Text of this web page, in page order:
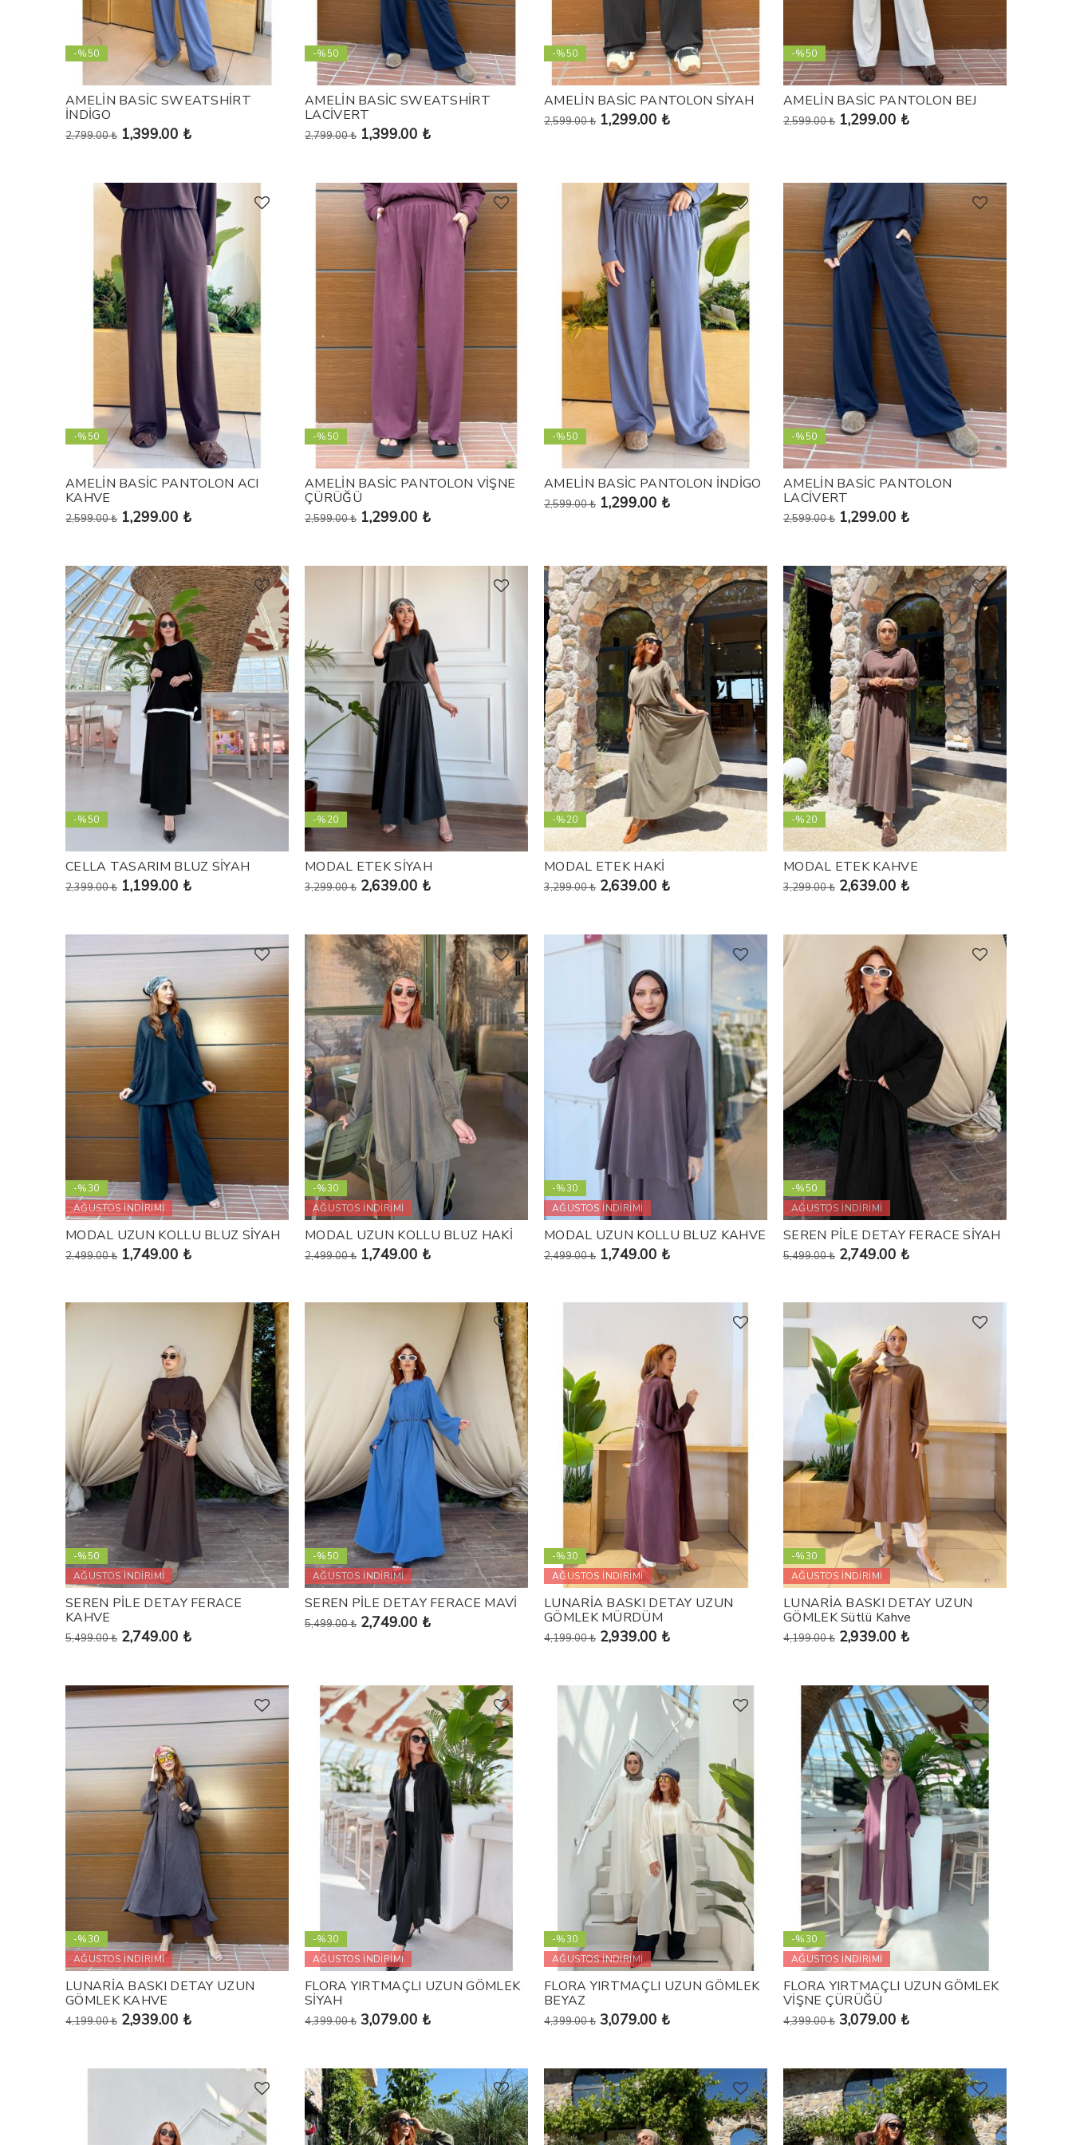
-%50
AMELİN BASİC SWEATSHİRT
İNDİGO
2,799.00 ₺ 1,399.00 ₺
-%50
AMELİN BASİC SWEATSHİRT
LACİVERT
2,799.00 ₺ 1,399.00 ₺
-%50
AMELİN BASİC PANTOLON SİYAH
2,599.00 ₺ 1,299.00 ₺
-%50
AMELİN BASİC PANTOLON BEJ
2,599.00 ₺ 1,299.00 ₺
-%50
AMELİN BASİC PANTOLON ACI
KAHVE
2,599.00 ₺ 1,299.00 ₺
-%50
AMELİN BASİC PANTOLON VİŞNE
ÇÜRÜĞÜ
2,599.00 ₺ 1,299.00 ₺
-%50
AMELİN BASİC PANTOLON İNDİGO
2,599.00 ₺ 1,299.00 ₺
-%50
AMELİN BASİC PANTOLON
LACİVERT
2,599.00 ₺ 1,299.00 ₺
-%50
CELLA TASARIM BLUZ SİYAH
2,399.00 ₺ 1,199.00 ₺
-%20
MODAL ETEK SİYAH
3,299.00 ₺ 2,639.00 ₺
-%20
MODAL ETEK HAKİ
3,299.00 ₺ 2,639.00 ₺
-%20
MODAL ETEK KAHVE
3,299.00 ₺ 2,639.00 ₺
-%30
AĞUSTOS İNDİRİMİ
MODAL UZUN KOLLU BLUZ SİYAH
2,499.00 ₺ 1,749.00 ₺
-%30
AĞUSTOS İNDİRİMİ
MODAL UZUN KOLLU BLUZ HAKİ
2,499.00 ₺ 1,749.00 ₺
-%30
AĞUSTOS İNDİRİMİ
MODAL UZUN KOLLU BLUZ KAHVE
2,499.00 ₺ 1,749.00 ₺
-%50
AĞUSTOS İNDİRİMİ
SEREN PİLE DETAY FERACE SİYAH
5,499.00 ₺ 2,749.00 ₺
-%50
AĞUSTOS İNDİRİMİ
SEREN PİLE DETAY FERACE
KAHVE
5,499.00 ₺ 2,749.00 ₺
-%50
AĞUSTOS İNDİRİMİ
SEREN PİLE DETAY FERACE MAVİ
5,499.00 ₺ 2,749.00 ₺
-%30
AĞUSTOS İNDİRİMİ
LUNARİA BASKI DETAY UZUN
GÖMLEK MÜRDÜM
4,199.00 ₺ 2,939.00 ₺
-%30
AĞUSTOS İNDİRİMİ
LUNARİA BASKI DETAY UZUN
GÖMLEK Sütlü Kahve
4,199.00 ₺ 2,939.00 ₺
-%30
AĞUSTOS İNDİRİMİ
LUNARİA BASKI DETAY UZUN
GÖMLEK KAHVE
4,199.00 ₺ 2,939.00 ₺
-%30
AĞUSTOS İNDİRİMİ
FLORA YIRTMAÇLI UZUN GÖMLEK
SİYAH
4,399.00 ₺ 3,079.00 ₺
-%30
AĞUSTOS İNDİRİMİ
FLORA YIRTMAÇLI UZUN GÖMLEK
BEYAZ
4,399.00 ₺ 3,079.00 ₺
-%30
AĞUSTOS İNDİRİMİ
FLORA YIRTMAÇLI UZUN GÖMLEK
VİŞNE ÇÜRÜĞÜ
4,399.00 ₺ 3,079.00 ₺